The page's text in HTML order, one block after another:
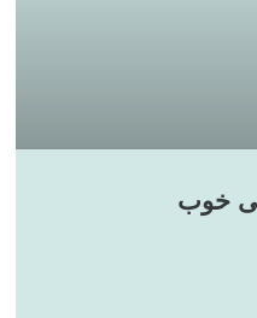
خوب